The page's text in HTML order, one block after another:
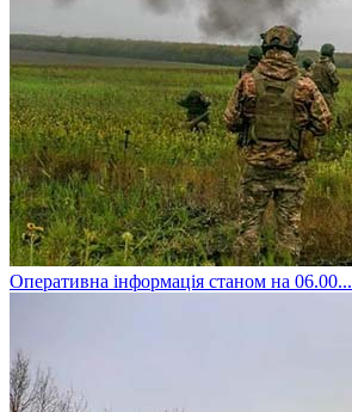
​Оперативна інформація станом на 06.00...